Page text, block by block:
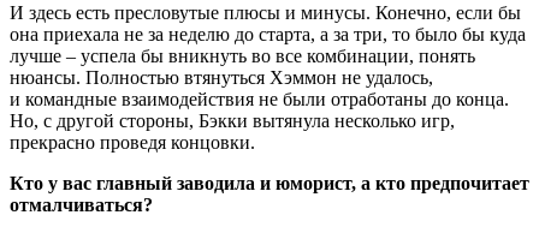
И здесь есть пресловутые плюсы и минусы. Конечно, если бы
она приехала не за неделю до старта, а за три, то было бы куда
лучше – успела бы вникнуть во все комбинации, понять
нюансы. Полностью втянуться Хэммон не удалось,
и командные взаимодействия не были отработаны до конца.
Но, с другой стороны, Бэкки вытянула несколько игр,
прекрасно проведя концовки.
Кто у вас главный заводила и юморист, а кто предпочитает
отмалчиваться?